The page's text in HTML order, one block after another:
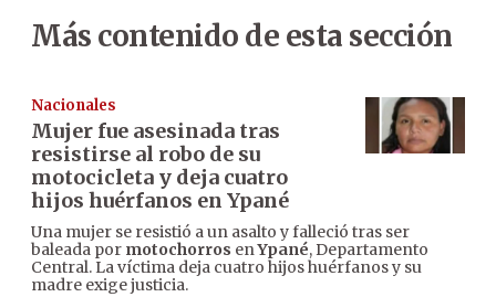
Más contenido de esta sección
Nacionales
Mujer fue asesinada tras
resistirse al robo de su
motocicleta y deja cuatro
hijos huérfanos en Ypané
Una mujer se resistió a un asalto y falleció tras ser
baleada por motochorros enYpané, Departamento
Central. La víctima deja cuatro hijos huérfanos y su
madre exige justicia.